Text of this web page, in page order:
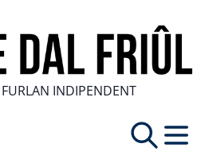
INDIPENDENT